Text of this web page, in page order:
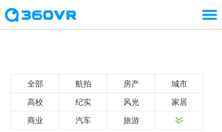
全部 航拍 房产 城市
高校 纪实 风光 家居
商业 汽车 旅游